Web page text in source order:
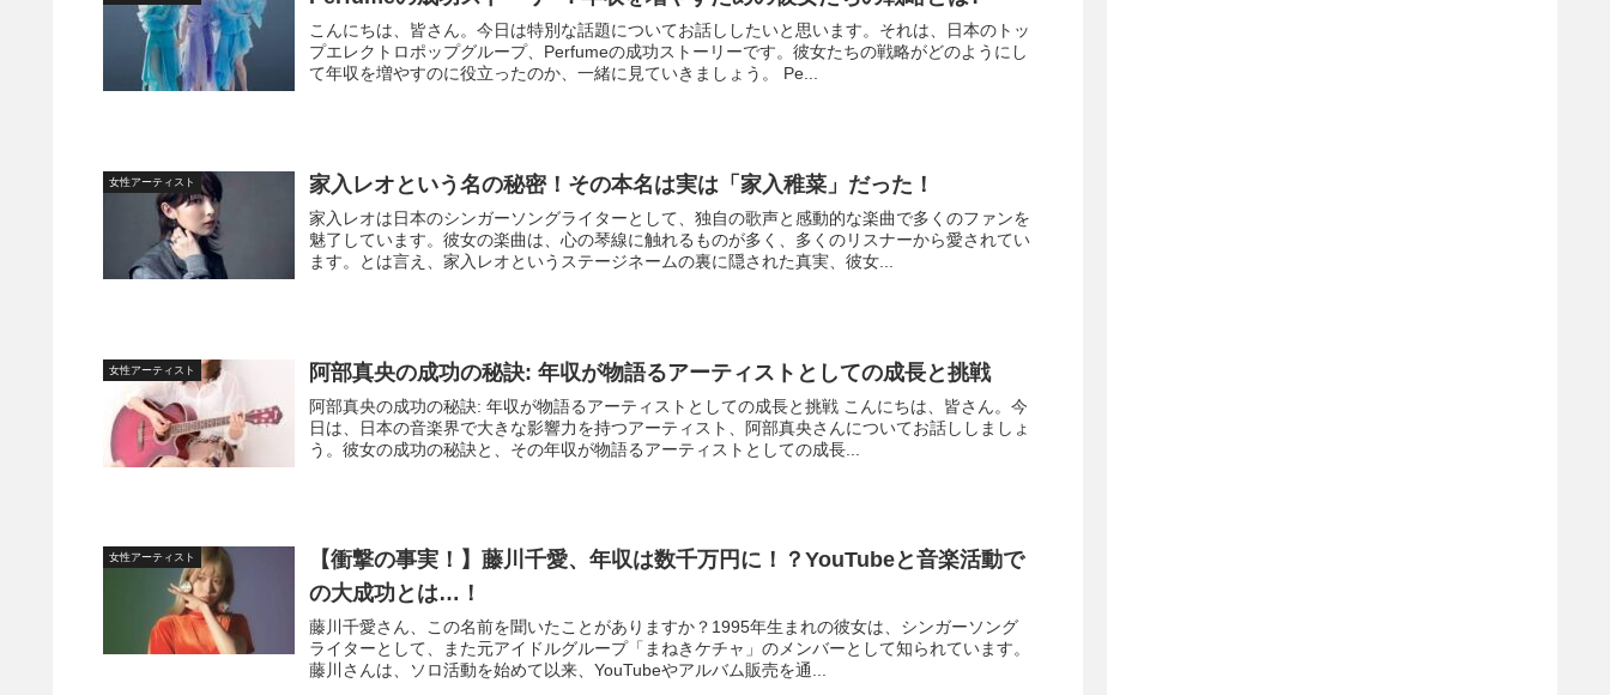
こんにちは、皆さん。今日は特別な話題についてお話ししたいと思います。それは、日本のトッ
プエレクトロポップグループ、Perfumeの成功ストーリーです。彼女たちの戦略がどのようにし
て年収を増やすのに役立ったのか、一緒に見ていきましょう。 Pe...
女性アーティスト 家入レオという名の秘密！その本名は実は「家入稚菜」だった！
家入レオは日本のシンガーソングライターとして、独自の歌声と感動的な楽曲で多くのファンを
魅了しています。彼女の楽曲は、心の琴線に触れるものが多く、多くのリスナーから愛されてい
ます。とは言え、家入レオというステージネームの裏に隠された真実、彼女...
女性アーティスト 阿部真央の成功の秘訣: 年収が物語るアーティストとしての成長と挑戦
阿部真央の成功の秘訣: 年収が物語るアーティストとしての成長と挑戦 こんにちは、皆さん。今
日は、日本の音楽界で大きな影響力を持つアーティスト、阿部真央さんについてお話ししましょ
う。彼女の成功の秘訣と、その年収が物語るアーティストとしての成長...
女性アーティスト
【衝撃の事実！】藤川千愛、年収は数千万円に！？YouTubeと音楽活動で
の大成功とは…！
藤川千愛さん、この名前を聞いたことがありますか？1995年生まれの彼女は、シンガーソング
ライターとして、また元アイドルグループ「まねきケチャ」のメンバーとして知られています。
藤川さんは、ソロ活動を始めて以来、YouTubeやアルバム販売を通...